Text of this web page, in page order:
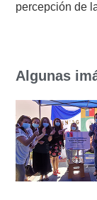
percepción de
Algunas